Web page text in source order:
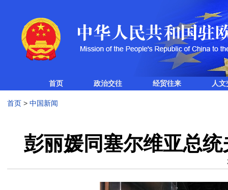
首页 政治交往 经贸往来 人
首页> 中国新闻
彭丽媛同塞尔维亚总